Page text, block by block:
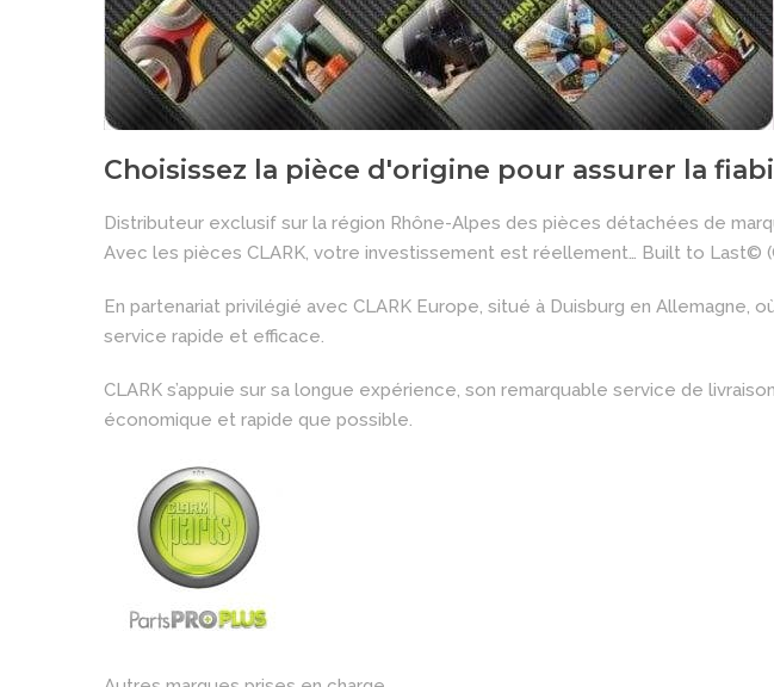
Choisissez la pièce d'origine pour assurer la
Distributeur exclusif sur la région Rhône-Alpes des pièces détachées de
Avec les pièces CLARK, votre investissement est réellement… Built to Last©
En partenariat privilégié avec CLARK Europe, situé à Duisburg en
service rapide et efficace.
CLARK s’appuie sur sa longue expérience, son remarquable service de
économique et rapide que possible.